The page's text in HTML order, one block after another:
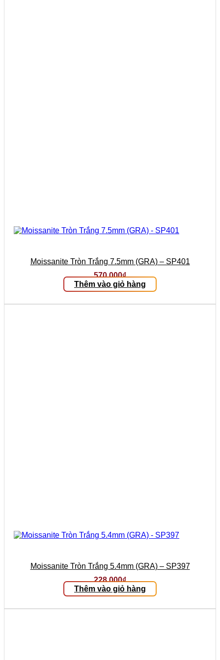
Moissanite Tròn Trắng 7.5mm (GRA) – SP401
570.000₫
Thêm vào giỏ hàng
Moissanite Tròn Trắng 5.4mm (GRA) – SP397
228.000₫
Thêm vào giỏ hàng